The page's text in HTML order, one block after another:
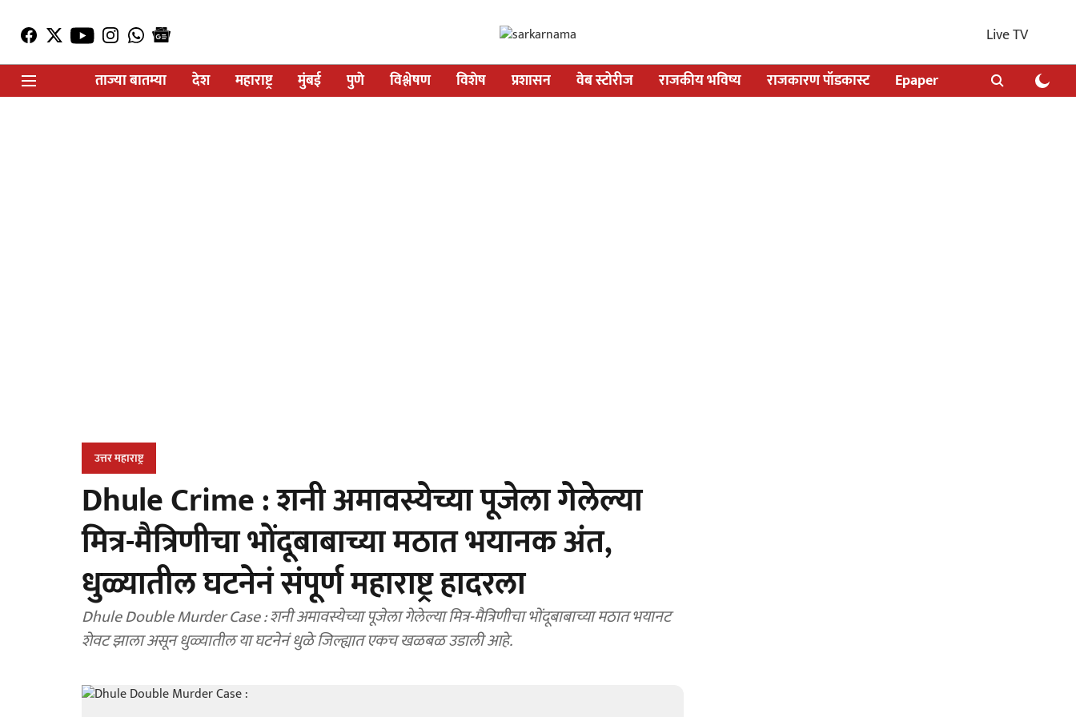
Live TV
ताज्या बातम्या
देश महाराष्ट्र मुंबई पुणे विश्लेषण विशेष प्रशासन वेब स्टोरीज राजकीय भविष्य राजकारण पॉडकास्ट Epaper
उत्तर महाराष्ट्र
Dhule Crime : शनी अमावस्येच्या पूजेला गेलेल्या
मित्र-मैत्रिणीचा भोंदूबाबाच्या मठात भयानक अंत,
धुळ्यातील घटनेनं संपूर्ण महाराष्ट्र हादरला
Dhule Double Murder Case : शनी अमावस्येच्या पूजेला गेलेल्या मित्र-मैत्रिणीचा भोंदूबाबाच्या मठात भयानट
शेवट झाला असून धुळ्यातील या घटनेनं धुळे जिल्ह्यात एकच खळबळ उडाली आहे.